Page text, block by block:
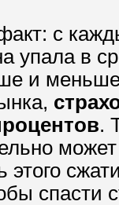
с
упала в
и
.
спасти